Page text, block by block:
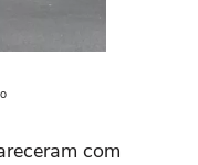
com